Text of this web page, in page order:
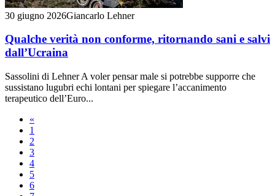
30 giugno 2026Giancarlo Lehner
Qualche verità non conforme, ritornando sani e salvi
dall’Ucraina
Sassolini di Lehner A voler pensar male si potrebbe supporre che
sussistano lugubri echi lontani per spiegare l’accanimento
terapeutico dell’Euro...
«
1
2
3
4
5
6